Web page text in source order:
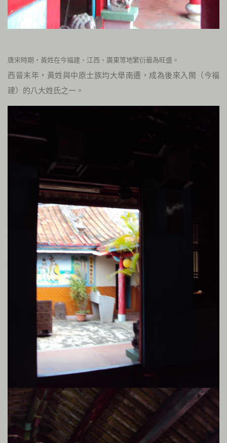
唐宋時期，黃姓在今福建、江西、廣東等地繁衍最為旺盛。
西晉末年，黃姓與中原士族均大舉南遷，成為後來入閩（今福
建）的八大姓氏之一。